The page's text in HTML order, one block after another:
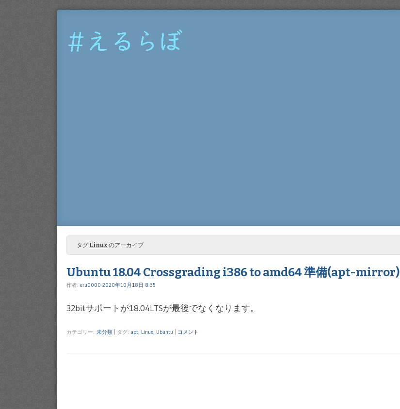
え
タグ Linux のアーカイブ
Ubuntu 18.04 Crossgrading i386 to amd64 準備(apt-mirror)
作者: eru0000 2020年10月18日 8:35
32bitサポートが18.04LTSが最後でなくなります。
カテゴリー: 未分類 タグ: apt, Linux, Ubuntu コメント